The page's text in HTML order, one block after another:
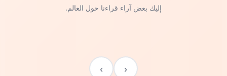
إليك بعض آراء قراءنا حول العالم.
‹
›